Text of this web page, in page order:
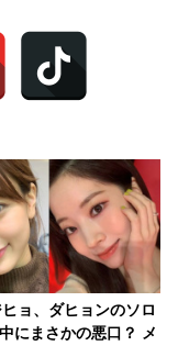
ョ、ダヒョンのソロ
にまさかの悪口？ メ